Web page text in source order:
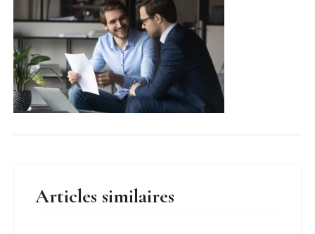
Articles similaires